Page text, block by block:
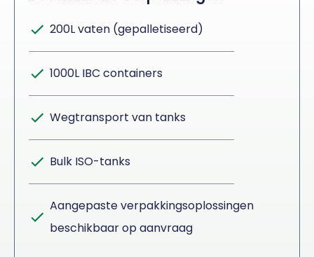
200L vaten (gepalletiseerd)
1000L IBC containers
Wegtransport van tanks
Bulk ISO-tanks
Aangepaste verpakkingsoplossingen
beschikbaar op aanvraag